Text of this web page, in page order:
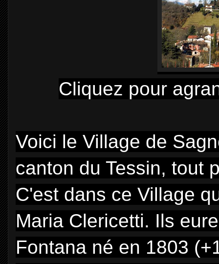
Cliquez pour
Voici le Village de
canton du Tessin, tout
C'est dans ce Village
Maria Clericetti. Ils
Fontana né en 1803